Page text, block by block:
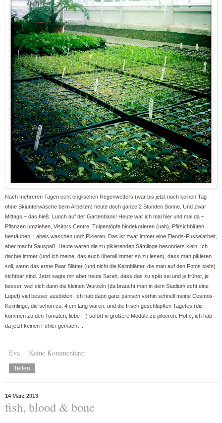
Nach mehreren Tagen echt englischen Regenwetters (war bis jetzt noch keinen Tag
ohne Skiunterwäsche beim Arbeiten) heute doch ganze 2 Stunden Sonne. Und zwar
Mittags – das hieß: Lunch auf der Gartenbank! Heute war ich mal hier und mal da –
Pflanzen umziehen, Visitors Centre, Tulpentöpfe hindekorieren (uah), Pfirsichblüten
bestäuben, Labels waschen und: Pikieren. Das ist zwar immer eine Elends-Fusselarbeit,
aber macht Sauspaß. Heute waren die zu pikierenden Sämlinge besonders klein. Ich
dachte immer (und ich meine, das auch überall immer so zu lesen), dass man pikieren
soll, wenn das erste Paar Blätter (und nicht die Keimblätter, die man auf den Fotos sieht)
sichtbar sind. Jetzt sagte mir aber heute Sarah, dass das zu spät sei und je früher, je
besser, weil sich dann die kleinen Wurzeln (da braucht man in dem Stadium echt eine
Lupe!) viel besser ausbilden. Ich hab dann ganz panisch vorhin schnell meine Cosmos-
Keimlinge, die schon ca. 4 cm lang waren, und die frisch geschlüpften Tagetes (die
kommen zu den Tomaten, liebe F.) sofort in größere Module zu pikieren. Hoffe, ich hab
da jetzt keinen Fehler gemacht ...
Eva Keine Kommentare:
Teilen
14 März 2013
fish, blood & bone